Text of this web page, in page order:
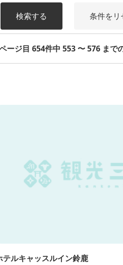
検索する 条件をリ
ージ目 654件中 553 〜 576 まで
テルキャッスルイン鈴鹿